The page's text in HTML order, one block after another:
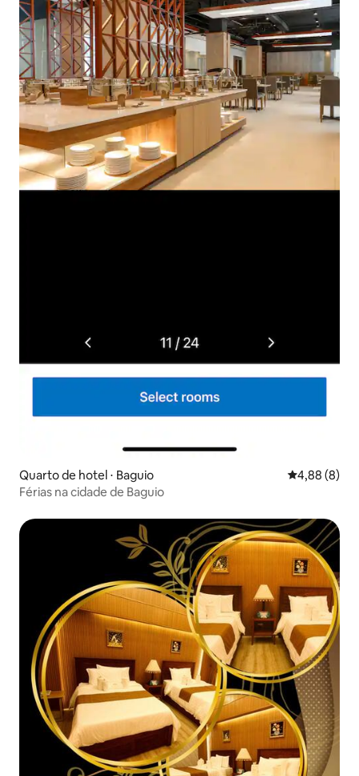
Quarto de hotel ⋅ Baguio 4,88 de uma
4,88 (8)
Férias na cidade de Baguio